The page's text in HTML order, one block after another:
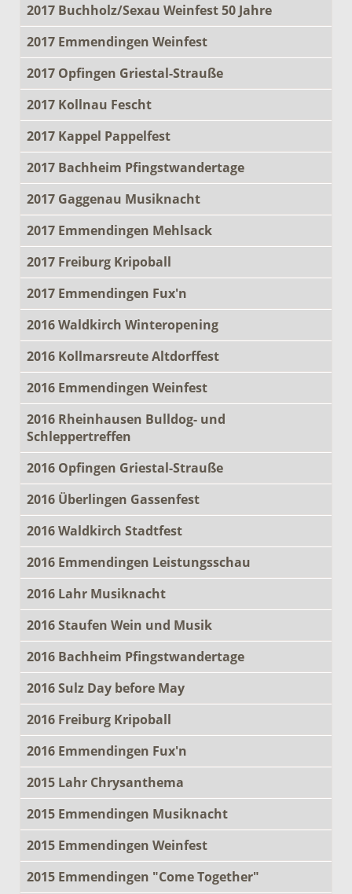
2017 Buchholz/Sexau Weinfest 50 Jahre
2017 Emmendingen Weinfest
2017 Opfingen Griestal-Strauße
2017 Kollnau Fescht
2017 Kappel Pappelfest
2017 Bachheim Pfingstwandertage
2017 Gaggenau Musiknacht
2017 Emmendingen Mehlsack
2017 Freiburg Kripoball
2017 Emmendingen Fux'n
2016 Waldkirch Winteropening
2016 Kollmarsreute Altdorffest
2016 Emmendingen Weinfest
2016 Rheinhausen Bulldog- und
Schleppertreffen
2016 Opfingen Griestal-Strauße
2016 Überlingen Gassenfest
2016 Waldkirch Stadtfest
2016 Emmendingen Leistungsschau
2016 Lahr Musiknacht
2016 Staufen Wein und Musik
2016 Bachheim Pfingstwandertage
2016 Sulz Day before May
2016 Freiburg Kripoball
2016 Emmendingen Fux'n
2015 Lahr Chrysanthema
2015 Emmendingen Musiknacht
2015 Emmendingen Weinfest
2015 Emmendingen "Come Together"